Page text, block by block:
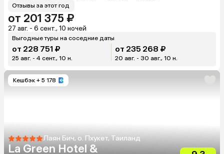
Отзывы за этот год
от 201 375 ₽
27 авг. - 6 сент., 10 ночей
Выгодные туры на соседние даты
от 228 751 ₽
25 авг. - 4 сент., 10 н.
от 235 268 ₽
20 авг. - 30 авг., 10 н.
Кешбэк + 5 178
Лаян Бич, о. Пхукет, Таиланд
La Green Hotel &